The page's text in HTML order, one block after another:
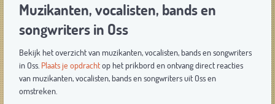
Muzikanten, vocalisten, bands en
songwriters in Oss
Bekijk het overzicht van muzikanten, vocalisten, bands en songwriters
in Oss. Plaats je opdrachtop het prikbord en ontvang direct reacties
van muzikanten, vocalisten, bands en songwriters uit Oss en
omstreken.